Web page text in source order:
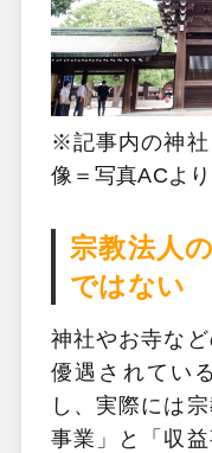
※記事内の神
像＝写真ACより
宗教法人
ではない
神社やお寺な
優遇されてい
し、実際には
事業」と「収益